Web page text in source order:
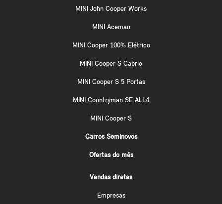
MINI John Cooper Works
MINI Aceman
MINI Cooper 100% Elétrico
MINI Cooper S Cabrio
MINI Cooper S 5 Portas
MINI Countryman SE ALL4
MINI Cooper S
Carros Seminovos
Ofertas do mês
Vendas diretas
Empresas